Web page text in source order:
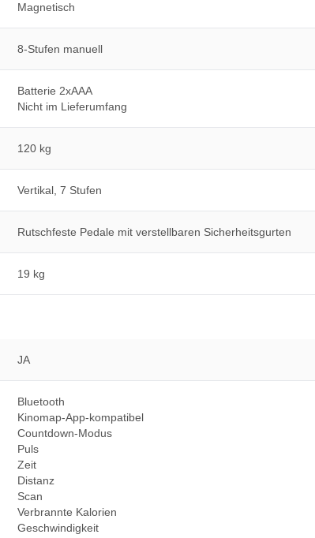
Magnetisch
8-Stufen manuell
Batterie 2xAAA
Nicht im Lieferumfang
120 kg
Vertikal, 7 Stufen
Rutschfeste Pedale mit verstellbaren Sicherheitsgurten
19 kg
JA
Bluetooth
Kinomap-App-kompatibel
Countdown-Modus
Puls
Zeit
Distanz
Scan
Verbrannte Kalorien
Geschwindigkeit